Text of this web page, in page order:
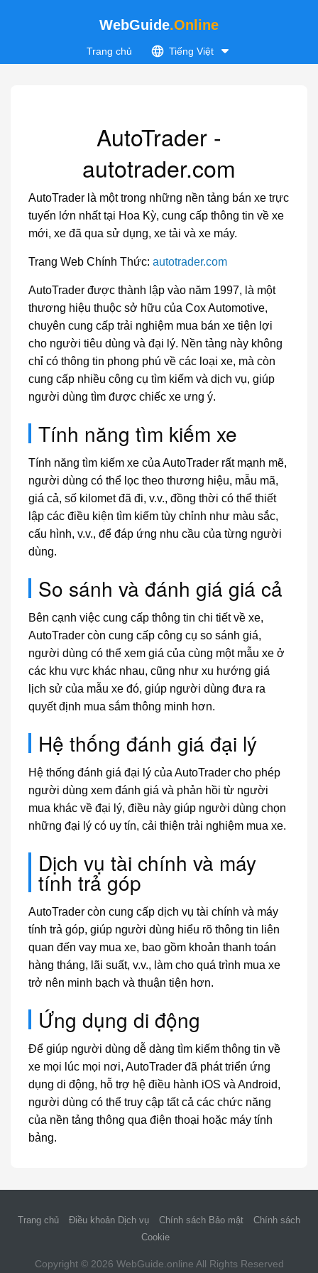
WebGuide.Online
Trang chủ Tiếng Việt
AutoTrader -
autotrader.com
AutoTrader là một trong những nền tảng bán xe trực
tuyến lớn nhất tại Hoa Kỳ, cung cấp thông tin về xe
mới, xe đã qua sử dụng, xe tải và xe máy.
Trang Web Chính Thức: autotrader.com
AutoTrader được thành lập vào năm 1997, là một
thương hiệu thuộc sở hữu của Cox Automotive,
chuyên cung cấp trải nghiệm mua bán xe tiện lợi
cho người tiêu dùng và đại lý. Nền tảng này không
chỉ có thông tin phong phú về các loại xe, mà còn
cung cấp nhiều công cụ tìm kiếm và dịch vụ, giúp
người dùng tìm được chiếc xe ưng ý.
Tính năng tìm kiếm xe
Tính năng tìm kiếm xe của AutoTrader rất mạnh mẽ,
người dùng có thể lọc theo thương hiệu, mẫu mã,
giá cả, số kilomet đã đi, v.v., đồng thời có thể thiết
lập các điều kiện tìm kiếm tùy chỉnh như màu sắc,
cấu hình, v.v., để đáp ứng nhu cầu của từng người
dùng.
So sánh và đánh giá giá cả
Bên cạnh việc cung cấp thông tin chi tiết về xe,
AutoTrader còn cung cấp công cụ so sánh giá,
người dùng có thể xem giá của cùng một mẫu xe ở
các khu vực khác nhau, cũng như xu hướng giá
lịch sử của mẫu xe đó, giúp người dùng đưa ra
quyết định mua sắm thông minh hơn.
Hệ thống đánh giá đại lý
Hệ thống đánh giá đại lý của AutoTrader cho phép
người dùng xem đánh giá và phản hồi từ người
mua khác về đại lý, điều này giúp người dùng chọn
những đại lý có uy tín, cải thiện trải nghiệm mua xe.
Dịch vụ tài chính và máy
tính trả góp
AutoTrader còn cung cấp dịch vụ tài chính và máy
tính trả góp, giúp người dùng hiểu rõ thông tin liên
quan đến vay mua xe, bao gồm khoản thanh toán
hàng tháng, lãi suất, v.v., làm cho quá trình mua xe
trở nên minh bạch và thuận tiện hơn.
Ứng dụng di động
Để giúp người dùng dễ dàng tìm kiếm thông tin về
xe mọi lúc mọi nơi, AutoTrader đã phát triển ứng
dụng di động, hỗ trợ hệ điều hành iOS và Android,
người dùng có thể truy cập tất cả các chức năng
của nền tảng thông qua điện thoại hoặc máy tính
bảng.
Trang chủ Điều khoản Dịch vụ Chính sách Bảo mật
Chính sách
Cookie
Copyright © 2026 WebGuide.online All Rights Reserved